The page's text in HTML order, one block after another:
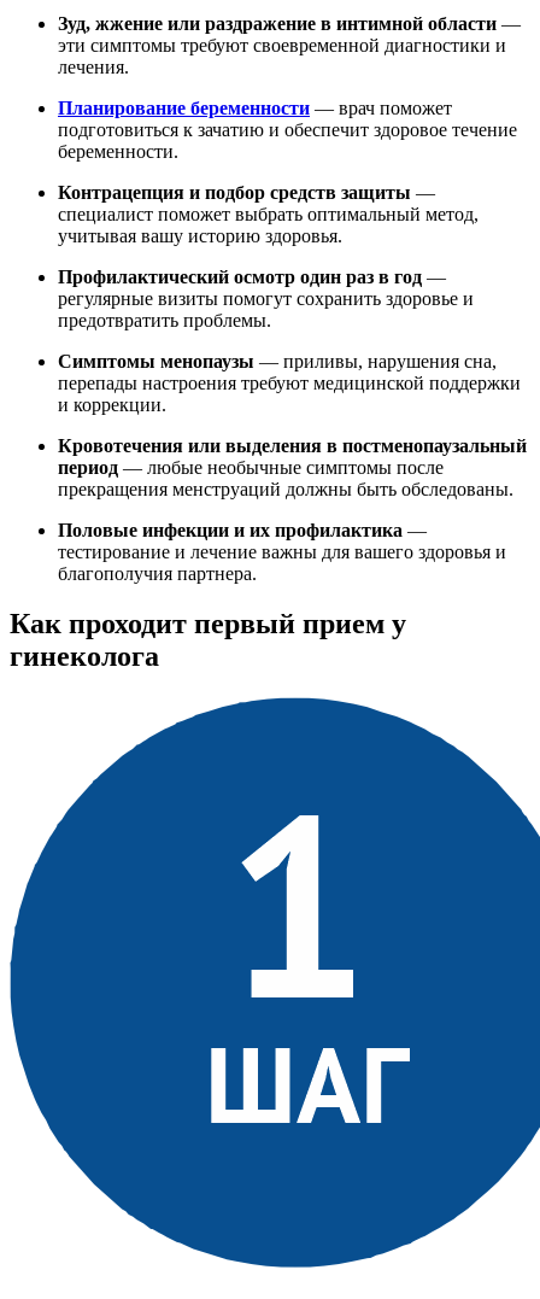
Зуд, жжение или раздражение в интимной области —
эти симптомы требуют своевременной диагностики и
лечения.
Планирование беременности — врач поможет
подготовиться к зачатию и обеспечит здоровое течение
беременности.
Контрацепция и подбор средств защиты —
специалист поможет выбрать оптимальный метод,
учитывая вашу историю здоровья.
Профилактический осмотр один раз в год —
регулярные визиты помогут сохранить здоровье и
предотвратить проблемы.
Симптомы менопаузы — приливы, нарушения сна,
перепады настроения требуют медицинской поддержки
и коррекции.
Кровотечения или выделения в постменопаузальный
период — любые необычные симптомы после
прекращения менструаций должны быть обследованы.
Половые инфекции и их профилактика —
тестирование и лечение важны для вашего здоровья и
благополучия партнера.
Как проходит первый прием у
гинеколога